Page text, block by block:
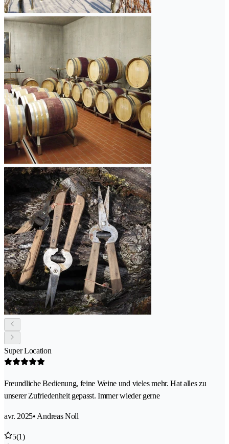
Super Location
Freundliche Bedienung, feine Weine und vieles mehr. Hat alles zu
unserer Zufriedenheit gepasst. Immer wieder gerne
avr. 2025• Andreas Noll
5(1)